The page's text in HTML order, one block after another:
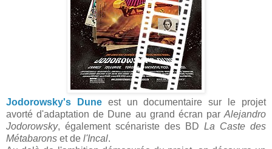
Jodorowsky's Duneest un documentaire sur le projet
avorté d'adaptation de Dune au grand écran par Alejandro
Jodorowsky, également scénariste des BD La Caste des
Métabarons et de l'Incal.